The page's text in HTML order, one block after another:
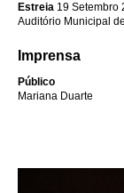
Estreia 19 Setembro
Auditório Municipal
Imprensa
Público
Mariana Duarte